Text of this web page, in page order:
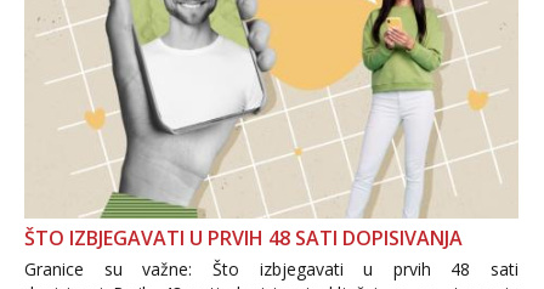
ŠTO IZBJEGAVATI U PRVIH 48 SATI DOPISIVANJA
Granice su važne: Što izbjegavati u prvih 48 sati